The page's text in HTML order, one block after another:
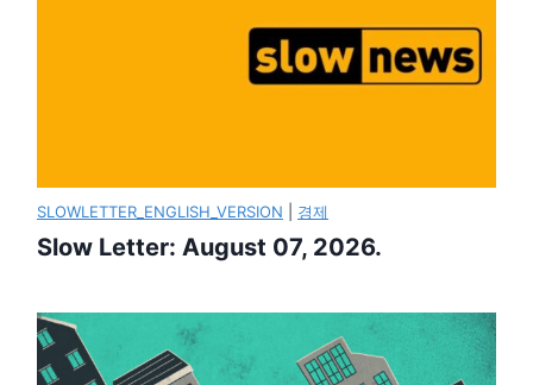
SLOWLETTER_ENGLISH_VERSION 경제
Slow Letter: August 07, 2026.